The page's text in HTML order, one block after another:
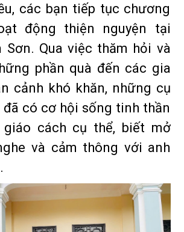
các bạn tiếp tục chương
động thiện nguyện tại
Sơn. Qua việc thăm hỏi và
phần quà đến các gia
cảnh khó khăn, những cụ
đã có cơ hội sống tinh thần
cách cụ thể, biết mở
và cảm thông với anh